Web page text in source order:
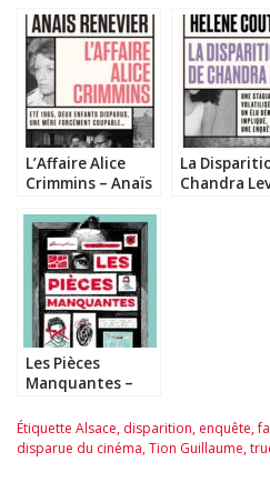
L’Affaire Alice
Crimmins – Anaïs
La
Chandra
Les Pièces
Manquantes –
Étiquette Alsace, disparition, enquête,
disparue du cinéma,Tion Guillaume,